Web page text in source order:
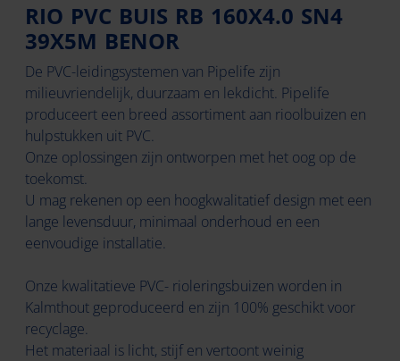
RIO PVC BUIS RB 160X4.0 SN4
39X5M BENOR
De PVC-leidingsystemen van Pipelife zijn
milieuvriendelijk, duurzaam en lekdicht. Pipelife
produceert een breed assortiment aan rioolbuizen en
hulpstukken uit PVC.
Onze oplossingen zijn ontworpen met het oog op de
toekomst.
U mag rekenen op een hoogkwalitatief design met een
lange levensduur, minimaal onderhoud en een
eenvoudige installatie.
Onze kwalitatieve PVC- rioleringsbuizen worden in
Kalmthout geproduceerd en zijn 100% geschikt voor
recyclage.
Het materiaal is licht, stijf en vertoont weinig